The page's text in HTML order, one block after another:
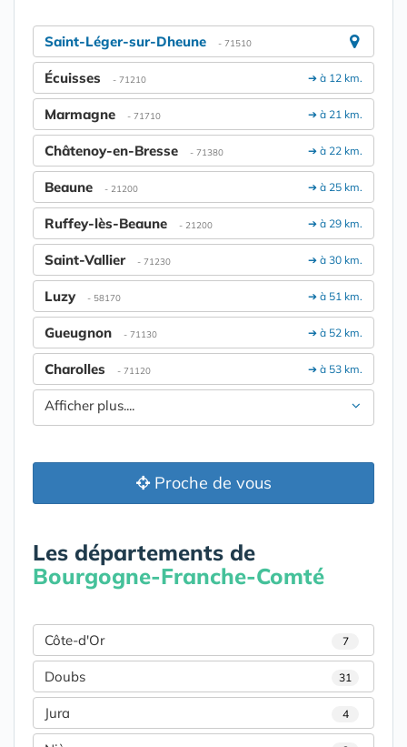
Saint-Léger-sur-Dheune - 71510
➔ à 12 km.
Écuisses - 71210
➔ à 21 km.
Marmagne - 71710
➔ à 22 km.
Châtenoy-en-Bresse - 71380
➔ à 25 km.
Beaune - 21200
➔ à 29 km.
Ruffey-lès-Beaune - 21200
➔ à 30 km.
Saint-Vallier - 71230
➔ à 51 km.
Luzy - 58170
➔ à 52 km.
Gueugnon - 71130
➔ à 53 km.
Charolles - 71120
Afficher plus....
Proche de vous
Les départements de
Bourgogne-Franche-Comté
Côte-d'Or 7
Doubs 31
Jura 4